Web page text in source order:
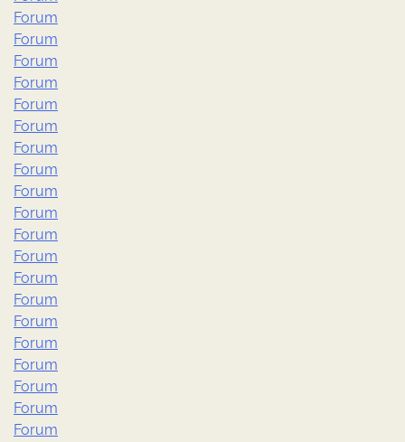
Forum
Forum
Forum
Forum
Forum
Forum
Forum
Forum
Forum
Forum
Forum
Forum
Forum
Forum
Forum
Forum
Forum
Forum
Forum
Forum